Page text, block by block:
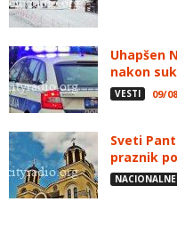
Uhapšen
nakon
VESTI 09/
Sveti
praznik